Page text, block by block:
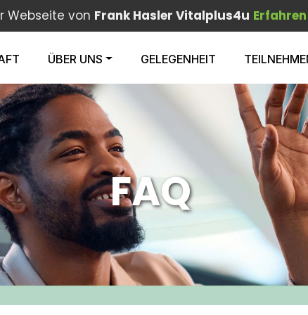
Webseite von Frank Hasler Vitalplus4u
ÜBER UNS GELEGENHEIT
FAQ